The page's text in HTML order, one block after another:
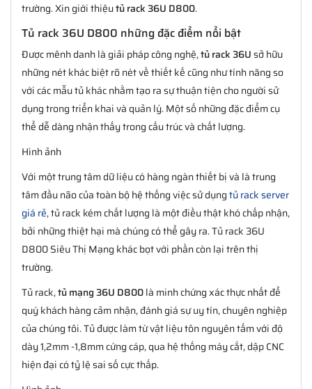
trường. Xin giới thiệutủ rack 36U D800.
Tủ rack 36U D800 những đặc điểm nổi bật
Được mênh danh là giải pháp công nghệ,tủ rack 36Usở hữu
những nét khác biệt rõ nét về thiết kế cũng như tính năng so
với các mẫu tủ khác nhằm tạo ra sự thuận tiện cho người sử
dụng trong triển khai và quản lý. Một số những đặc điểm cụ
thể dễ dàng nhận thấy trong cấu trúc và chất lượng.
Hình ảnh
Với một trung tâm dữ liệu có hàng ngàn thiết bị và là trung
tâm đầu não của toàn bộ hệ thống việc sử dụngtủ rack server
giá rẻ, tủ rack kém chất lượng là một điều thật khó chấp nhận,
bởi những thiệt hại mà chúng có thể gây ra. Tủ rack 36U
D800 Siêu Thị Mạng khác bọt với phần còn lại trên thị
trường.
Tủ rack,tủ mạng 36U D800là minh chứng xác thực nhất để
quý khách hàng cảm nhận, đánh giá sự uy tín, chuyên nghiệp
của chúng tôi. Tủ được làm từ vật liệu tôn nguyên tấm với độ
dày 1,2mm -1,8mm cứng cáp, qua hệ thống máy cắt, dập CNC
hiện đại có tỷ lệ sai số cực thấp.